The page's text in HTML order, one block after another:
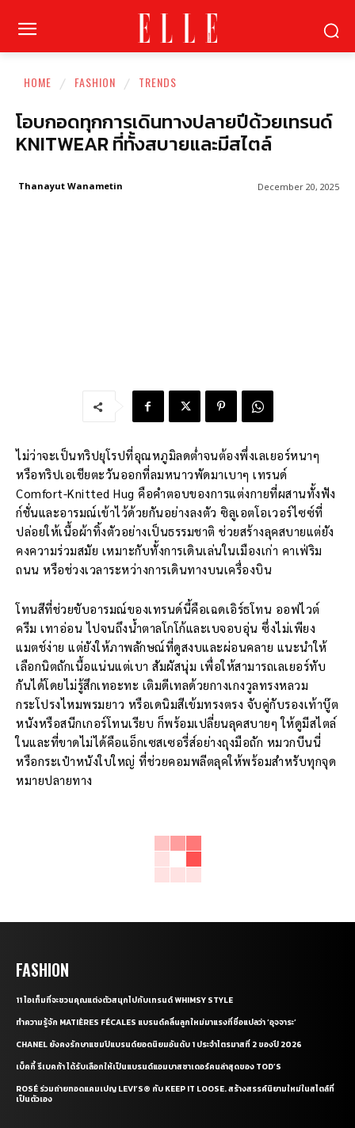
HOME FASHION TRENDS
โอบกอดทุกการเดินทางปลายปีด้วยเทรนด์
KNITWEAR ที่ทั้งสบายและมีสไตล์
December 20, 2025
Thanayut Wanametin
ไม่ว่าจะเป็นทริปยุโรปที่อุณหภูมิลดต่ำจนต้องพึ่งเลเยอร์หนาๆ
หรือทริปเอเชียตะวันออกที่ลมหนาวพัดมาเบาๆ เทรนด์
Comfort-Knitted Hug คือคำตอบของการแต่งกายที่ผสานทั้งฟัง
ก์ชั่นและอารมณ์เข้าไว้ด้วยกันอย่างลงตัว ซิลูเอตโอเวอร์ไซซ์ที่
ปล่อยให้เนื้อผ้าทิ้งตัวอย่างเป็นธรรมชาติ ช่วยสร้างลุคสบายแต่ยัง
คงความร่วมสมัย เหมาะกับทั้งการเดินเล่นในเมืองเก่า คาเฟ่ริม
ถนน หรือช่วงเวลาระหว่างการเดินทางบนเครื่องบิน
โทนสีที่ช่วยขับอารมณ์ของเทรนด์นี้คือเฉดเอิร์ธโทน ออฟไวต์
ครีม เทาอ่อน ไปจนถึงน้ำตาลโกโก้และเบจอบอุ่น ซึ่งไม่เพียง
แมตช์ง่าย แต่ยังให้ภาพลักษณ์ที่ดูสงบและผ่อนคลาย แนะนำให้
เลือกนิตถักเนื้อแน่นแต่เบา สัมผัสนุ่ม เพื่อให้สามารถเลเยอร์ทับ
กันได้โดยไม่รู้สึกเทอะทะ เติมดีเทลด้วยกางเกงวูลทรงหลวม
กระโปรงไหมพรมยาว หรือเดนิมสีเข้มทรงตรง จับคู่กับรองเท้าบู๊ต
หนังหรือสนีกเกอร์โทนเรียบ ก็พร้อมเปลี่ยนลุคสบายๆ ให้ดูมีสไตล์
ในและที่ขาดไม่ได้คือแอ็กเซสเซอรี่ส์อย่างถุงมือถัก หมวกบีนนี่
หรือกระเป๋าหนังใบใหญ่ ที่ช่วยคอมพลีตลุคให้พร้อมสำหรับทุกจุด
หมายปลายทาง
FASHION
11 ไอเท็มที่จะชวนคุณแต่งตัวสนุกไปกับเทรนด์ WHIMSY STYLE
ทำความรู้จัก MATIÈRES FÉCALES แบรนด์คลื่นลูกใหม่มาแรงที่ชื่อแปลว่า ‘อุจจาระ’
CHANEL ยังคงรักษาแชมป์แบรนด์ยอดนิยมอันดับ 1 ประจำไตรมาสที่ 2 ของปี 2026
เบ็คกี้ รีเบคก้า ได้รับเลือกให้เป็นแบรนด์แอมบาสซาเดอร์คนล่าสุดของ TOD’S
ROSÉ ร่วมถ่ายทอดแคมเปญ LEVI’S® กับ KEEP IT LOOSE. สร้างสรรค์นิยามใหม่ในสไตล์ที่
เป็นตัวเอง